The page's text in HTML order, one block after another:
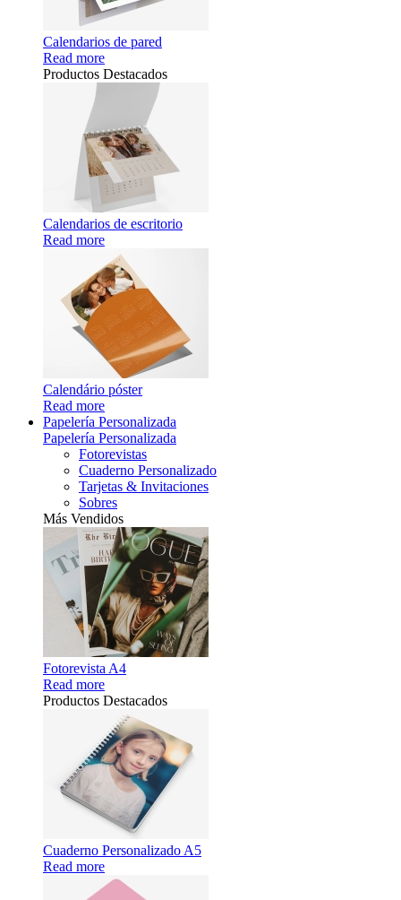
Calendarios de pared
Read more
Productos Destacados
Calendarios de escritorio
Read more
Calendário póster
Read more
Papelería Personalizada
Papelería Personalizada
Fotorevistas
Cuaderno Personalizado
Tarjetas & Invitaciones
Sobres
Más Vendidos
Fotorevista A4
Read more
Productos Destacados
Cuaderno Personalizado A5
Read more